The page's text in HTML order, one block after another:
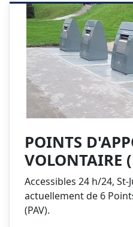
POINTS
VOLONTAIRE
Accessibles 24 h/24,
actuellement de 6
(PAV).